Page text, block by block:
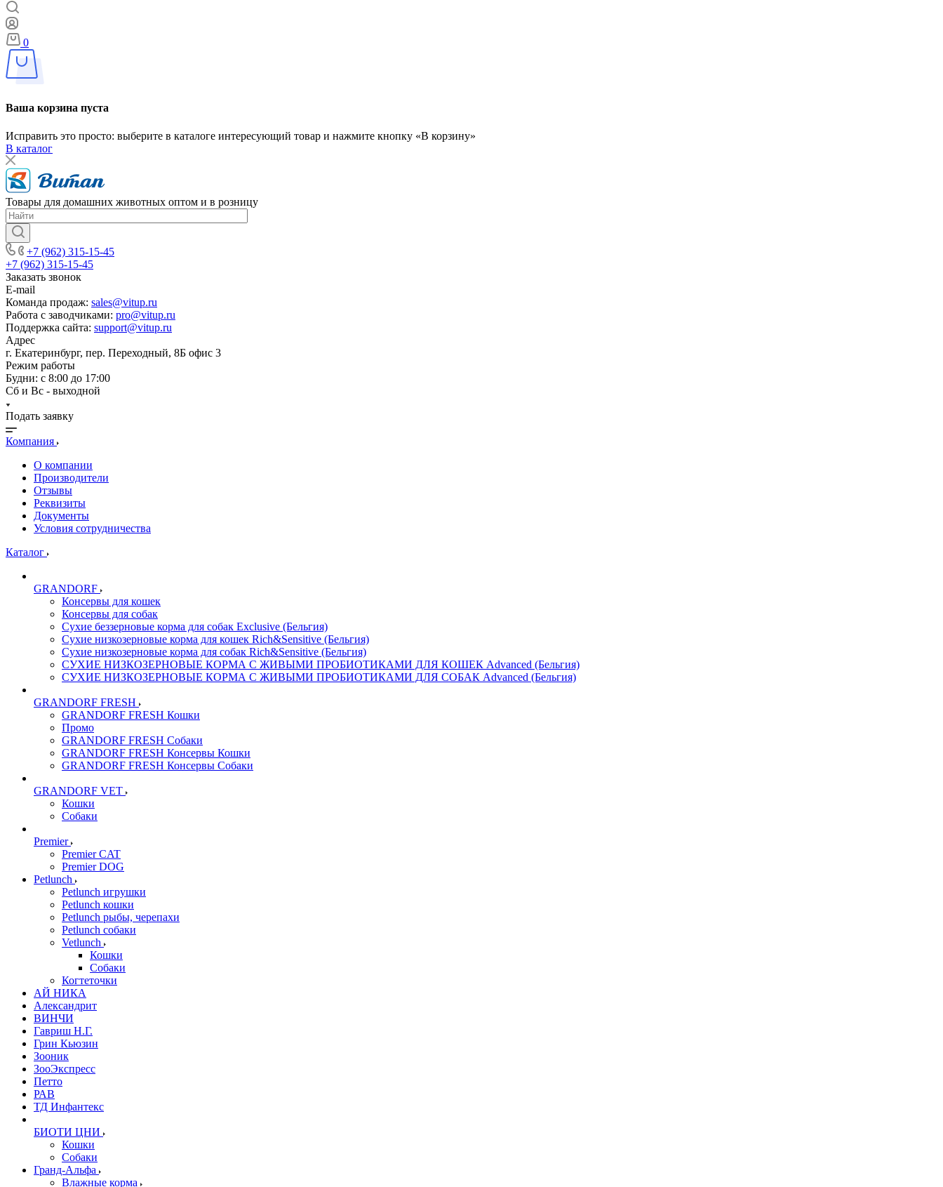
0
Ваша корзина пуста
Исправить это просто: выберите в каталоге интересующий товар и нажмите кнопку «В корзину»
В каталог
Товары для домашних животных оптом и в розницу
+7 (962) 315-15-45
+7 (962) 315-15-45
Заказать звонок
E-mail
Команда продаж: sales@vitup.ru
Работа с заводчиками: pro@vitup.ru
Поддержка сайта: support@vitup.ru
Адрес
г. Екатеринбург, пер. Переходный, 8Б офис 3
Режим работы
Будни: с 8:00 до 17:00
Сб и Вс - выходной
Подать заявку
Компания
О компании
Производители
Отзывы
Реквизиты
Документы
Условия сотрудничества
Каталог
GRANDORF
Консервы для кошек
Консервы для собак
Сухие беззерновые корма для собак Exclusive (Бельгия)
Сухие низкозерновые корма для кошек Rich&Sensitive (Бельгия)
Сухие низкозерновые корма для собак Rich&Sensitive (Бельгия)
СУХИЕ НИЗКОЗЕРНОВЫЕ КОРМА С ЖИВЫМИ ПРОБИОТИКАМИ ДЛЯ КОШЕК Advanced (Бельгия)
СУХИЕ НИЗКОЗЕРНОВЫЕ КОРМА С ЖИВЫМИ ПРОБИОТИКАМИ ДЛЯ СОБАК Advanced (Бельгия)
GRANDORF FRESH
GRANDORF FRESH Кошки
Промо
GRANDORF FRESH Собаки
GRANDORF FRESH Консервы Кошки
GRANDORF FRESH Консервы Собаки
GRANDORF VET
Кошки
Собаки
Premier
Premier CAT
Premier DOG
Petlunch
Petlunch игрушки
Petlunch кошки
Petlunch рыбы, черепахи
Petlunch собаки
Vetlunch
Кошки
Собаки
Когтеточки
АЙ НИКА
Александрит
ВИНЧИ
Гавриш Н.Г.
Грин Кьюзин
Зооник
ЗооЭкспресс
Петто
РАВ
ТД Инфантекс
БИОТИ ЦНИ
Кошки
Собаки
Гранд-Альфа
Влажные корма